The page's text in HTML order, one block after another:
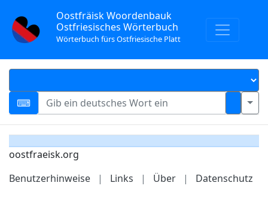
Oostfräisk Woordenbauk
Ostfriesisches Wörterbuch
Wörterbuch fürs Ostfriesische Platt
oostfraeisk.org
Benutzerhinweise
| Links | Über | Datenschutz